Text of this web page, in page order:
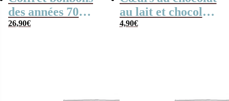
des années 70
“petit cul” –
26,90€
au lait et chocolat
noir praliné x8
4,90€